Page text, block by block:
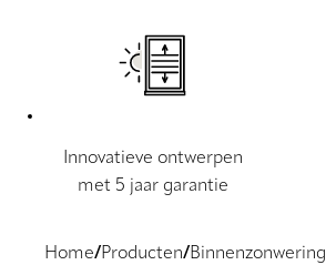
Innovatieve ontwerpen
met 5 jaar garantie
Home Producten Binnenzonwering